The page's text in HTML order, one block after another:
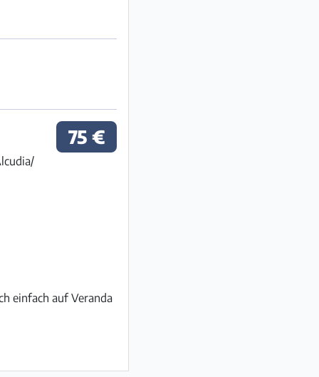
75 €
einfach auf Veranda